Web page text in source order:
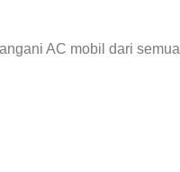
AC mobil dari